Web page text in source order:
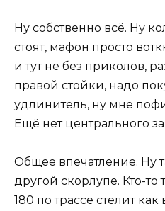
Ну собственно всё. Ну
стоят, мафон просто
и тут не без приколов,
правой стойки, надо
удлинитель, ну мне
Ещё нет центрального
Общее впечатление. Ну
другой скорлупе. Кто-то
180 по трассе стелит